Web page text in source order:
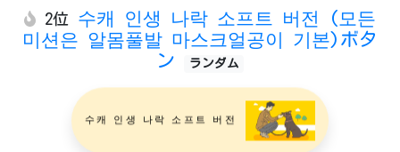
2位
수캐 인생 나락 소프트 버전 (모든
미션은 알몸풀발 마스크얼공이 기본)ボタ
ン
ランダム
수캐 인생 나락 소프트 버전